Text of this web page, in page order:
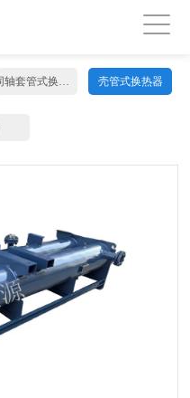
同轴套管式换热器 壳管式换热器